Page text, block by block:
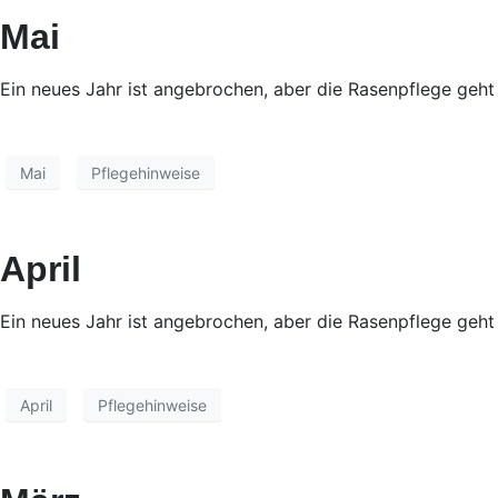
Mai
Ein neues Jahr ist angebrochen, aber die Rasenpflege
Mai Pflegehinweise
April
Ein neues Jahr ist angebrochen, aber die Rasenpflege
April Pflegehinweise